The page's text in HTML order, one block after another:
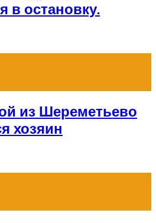
в остановку.
из Шереметьево
хозяин